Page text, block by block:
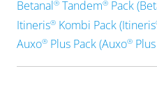
Betanal®Tandem®Pack
Itineris®Kombi Pack (Itineris
Auxo®Plus Pack (Auxo®